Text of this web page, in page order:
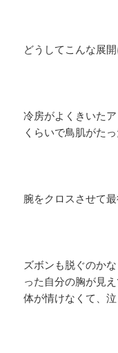
どうしてこんな展
冷房がよくきいた
くらいで鳥肌がたっ
腕をクロスさせて最
ズボンも脱ぐのか
った自分の胸が見
体が情けなくて、泣